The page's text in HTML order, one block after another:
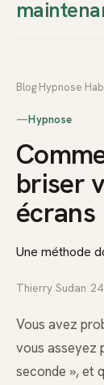
Thierry
Blog Hypnose
—Hypnose
briser
écrans
Une méthode
Thierry Sudan
Vous avez
vous asseyez
seconde », et